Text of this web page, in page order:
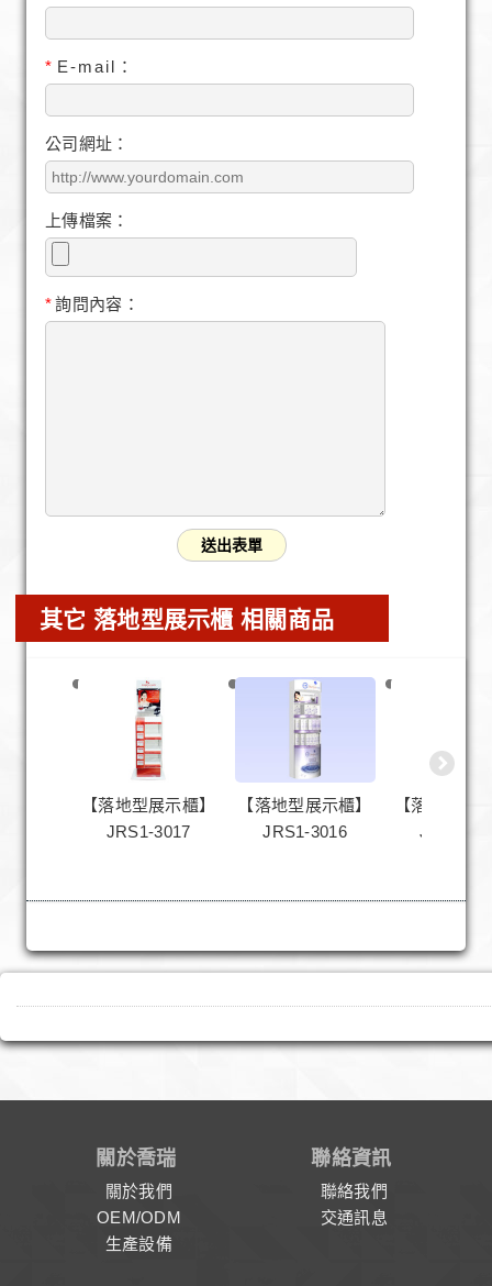
* E-mail：
公司網址：
上傳檔案：
*詢問內容：
其它 落地型展示櫃 相關商品
【落地型展示櫃】
JRS1-3017
【落地型展示櫃】
JRS1-3016
【落地型展
JRS1-
關於喬瑞
關於我們
OEM/ODM
生產設備
聯絡資訊
聯絡我們
交通訊息